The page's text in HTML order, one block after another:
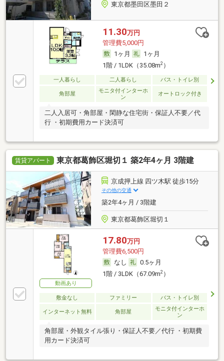
東京都墨田区墨田２
11.30万円
管理費5,000円
1ヶ月
1ヶ月
1階 / 1LDK（35.08m2）
一人暮らし 二人暮らし バス・トイレ別
角部屋
モニタ付インターホ
ン
オートロック付き
二人入居可・角部屋・閑静な住宅街・保証人不要／代
行 ・初期費用カード決済可
賃貸アパート 東京都葛飾区堀切１ 築2年4ヶ月 3階建
京成押上線 四ツ木駅 徒歩15分
その他の交通
築2年4ヶ月 / 3階建
東京都葛飾区堀切１
動画あり
17.80万円
管理費6,500円
なし
0.5ヶ月
1階 / 3LDK（67.09m2）
敷金なし ファミリー バス・トイレ別
インターネット無料 角部屋
モニタ付インターホ
ン
角部屋・外観タイル張り・保証人不要／代行 ・初期費
用カード決済可